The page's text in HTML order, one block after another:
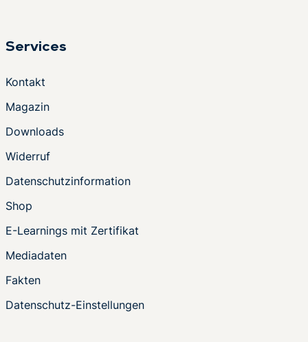
Services
Kontakt
Magazin
Downloads
Widerruf
Datenschutzinformation
Shop
E-Learnings mit Zertifikat
Mediadaten
Fakten
Datenschutz-Einstellungen